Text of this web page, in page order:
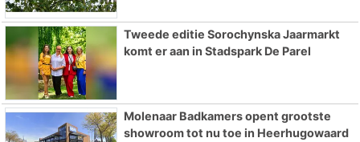
Tweede editie Sorochynska Jaarmarkt
komt er aan in Stadspark De Parel
Molenaar Badkamers opent grootste
showroom tot nu toe in Heerhugowaard